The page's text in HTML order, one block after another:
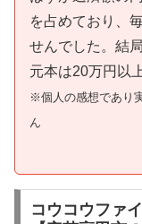
を占めており、
せんでした。結
元本は20万円以
※個人の感想であり
ん
コウコウファ